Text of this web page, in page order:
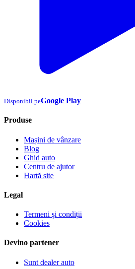
Disponibil peGoogle Play
Produse
Mașini de vânzare
Blog
Ghid auto
Centru de ajutor
Hartă site
Legal
Termeni și condiții
Cookies
Devino partener
Sunt dealer auto